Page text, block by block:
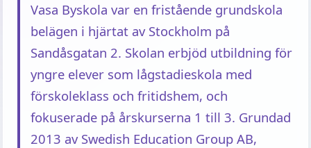
Vasa Byskola var en fristående grundskola
belägen i hjärtat av Stockholm på
Sandåsgatan 2. Skolan erbjöd utbildning för
yngre elever som lågstadieskola med
förskoleklass och fritidshem, och
fokuserade på årskurserna 1 till 3. Grundad
2013 av Swedish Education Group AB,